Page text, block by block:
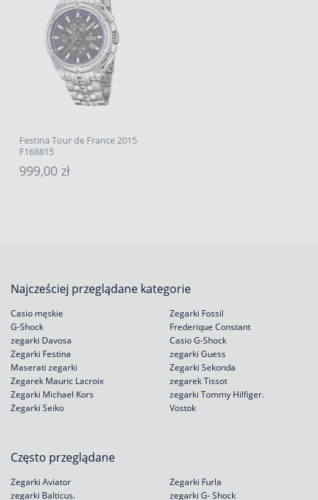
Festina Tour de France 2015
F168815
999,00 zł
Najcześciej przeglądane kategorie
Casio męskie
G-Shock
zegarki Davosa
Zegarki Festina
Zegarki Fossil
Frederique Constant
Casio G-Shock
zegarki Guess
Maserati zegarki
Zegarek Mauric Lacroix
Zegarki Michael Kors
Zegarki Seiko
Zegarki Sekonda
zegarek Tissot
zegarki Tommy Hilfiger.
Vostok
Często przeglądane
Zegarki Aviator
zegarki Balticus.
Zegarki Furla
zegarki G- Shock